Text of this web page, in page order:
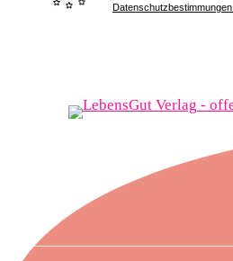
Datenschutzbestimmungen